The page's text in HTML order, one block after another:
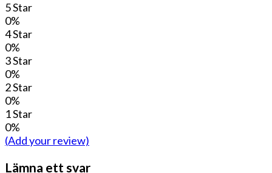
5 Star
0%
4 Star
0%
3 Star
0%
2 Star
0%
1 Star
0%
(Add your review)
Lämna ett svar